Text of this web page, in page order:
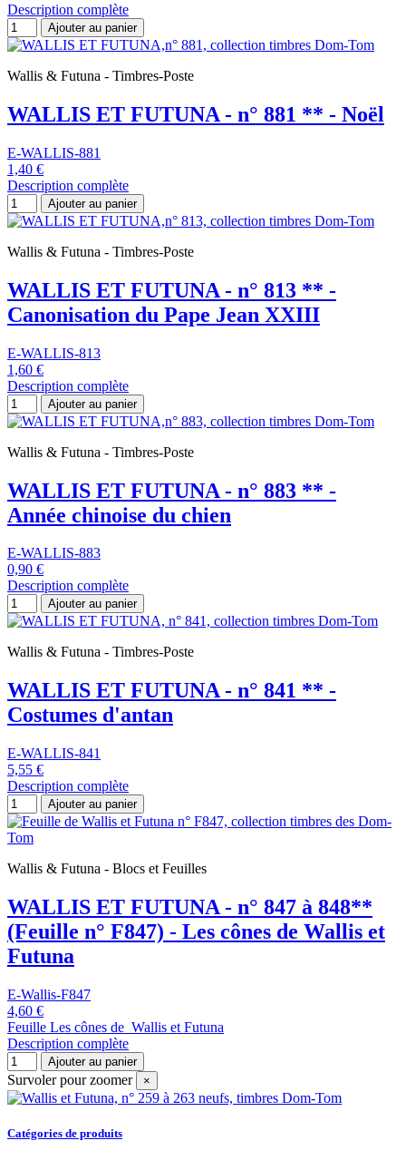
Description complète
Ajouter au panier
Wallis & Futuna - Timbres-Poste
WALLIS ET FUTUNA - n° 881 ** - Noël
E-WALLIS-881
1,40 €
Description complète
Ajouter au panier
Wallis & Futuna - Timbres-Poste
WALLIS ET FUTUNA - n° 813 ** -
Canonisation du Pape Jean XXIII
E-WALLIS-813
1,60 €
Description complète
Ajouter au panier
Wallis & Futuna - Timbres-Poste
WALLIS ET FUTUNA - n° 883 ** -
Année chinoise du chien
E-WALLIS-883
0,90 €
Description complète
Ajouter au panier
Wallis & Futuna - Timbres-Poste
WALLIS ET FUTUNA - n° 841 ** -
Costumes d'antan
E-WALLIS-841
5,55 €
Description complète
Ajouter au panier
Wallis & Futuna - Blocs et Feuilles
WALLIS ET FUTUNA - n° 847 à 848**
(Feuille n° F847) - Les cônes de Wallis et
Futuna
E-Wallis-F847
4,60 €
Feuille Les cônes de Wallis et Futuna
Description complète
Ajouter au panier
Survoler pour zoomer ×
Catégories de produits